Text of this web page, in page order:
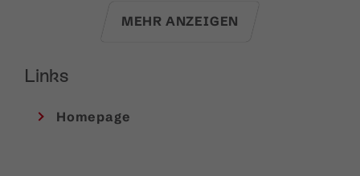
regionalen Speisen und kühlen Getränken.
frühzeitige Reservierung wird empfohlen.
MEHR ANZEIGEN
Links
Homepage